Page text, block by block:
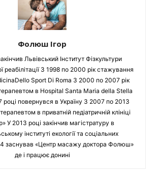
Фолюш Ігор
Львівський Інститут Фізкультури
реабілітації З 1998 по 2000 рік стажування
Sport Di Roma З 2000 по 2007 рік
в Hospital Santa Maria della Stella
році повернувся в Україну З 2007 по 2013
в приватній педіатричній клініці
У 2013 році закінчив магістратуру в
інституті екології та соціальних
заснував «Центр масажу доктора Фолюш»
де і працює донині